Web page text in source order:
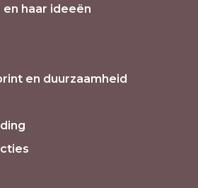
haar ideeën
en duurzaamheid